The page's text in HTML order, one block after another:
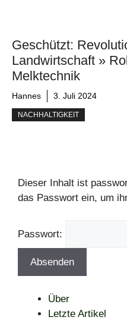
Geschützt:
Landwirtschaft »
Melktechnik
Hannes 3. Juli 2024
NACHHALTIGKEIT
Dieser Inhalt ist
das Passwort ein, um
Passwort:
Über
Letzte Artikel